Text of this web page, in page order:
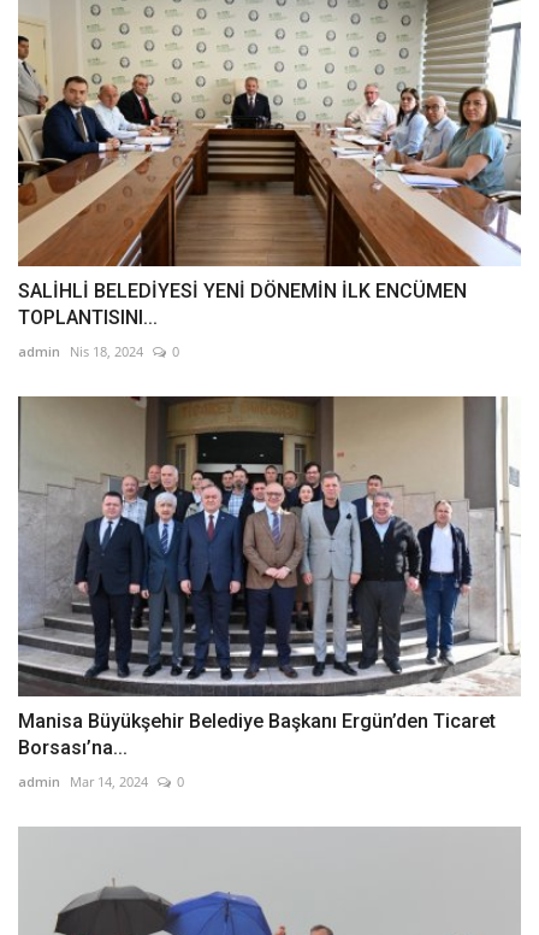
SALİHLİ BELEDİYESİ YENİ DÖNEMİN İLK ENCÜMEN
TOPLANTISINI...
admin Nis 18, 2024 0
Manisa Büyükşehir Belediye Başkanı Ergün’den Ticaret
Borsası’na...
admin Mar 14, 2024 0